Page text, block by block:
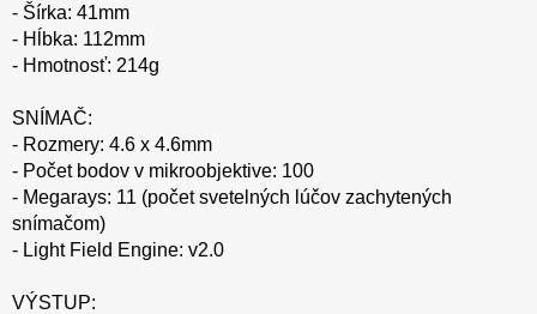
- Šírka: 41mm
- Hĺbka: 112mm
- Hmotnosť: 214g
SNÍMAČ:
- Rozmery: 4.6 x 4.6mm
- Počet bodov v mikroobjektive: 100
- Megarays: 11 (počet svetelných lúčov zachytených
snímačom)
- Light Field Engine: v2.0
VÝSTUP: